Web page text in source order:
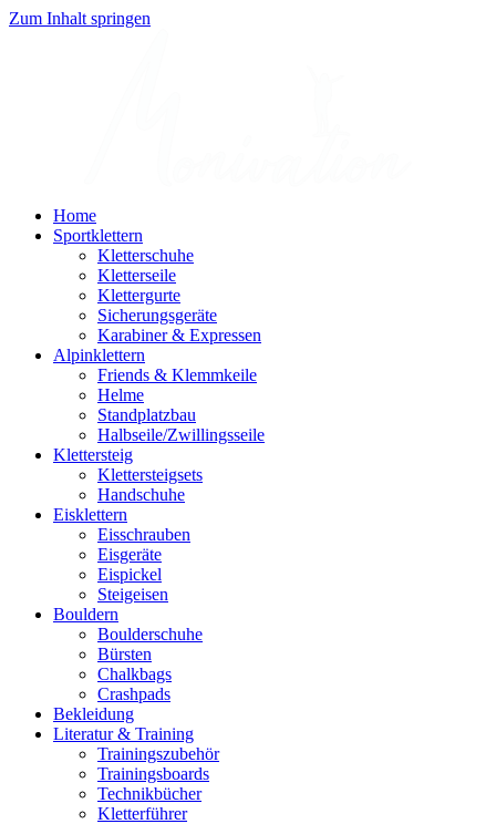
Zum Inhalt springen
Home
Sportklettern
Kletterschuhe
Kletterseile
Klettergurte
Sicherungsgeräte
Karabiner & Expressen
Alpinklettern
Friends & Klemmkeile
Helme
Standplatzbau
Halbseile/Zwillingsseile
Klettersteig
Klettersteigsets
Handschuhe
Eisklettern
Eisschrauben
Eisgeräte
Eispickel
Steigeisen
Bouldern
Boulderschuhe
Bürsten
Chalkbags
Crashpads
Bekleidung
Literatur & Training
Trainingszubehör
Trainingsboards
Technikbücher
Kletterführer